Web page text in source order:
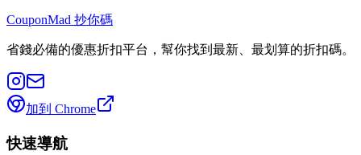
CouponMad 抄你碼
省錢必備的優惠折扣平台，幫你找到最新、最划算的折扣碼。
加到 Chrome
快速導航